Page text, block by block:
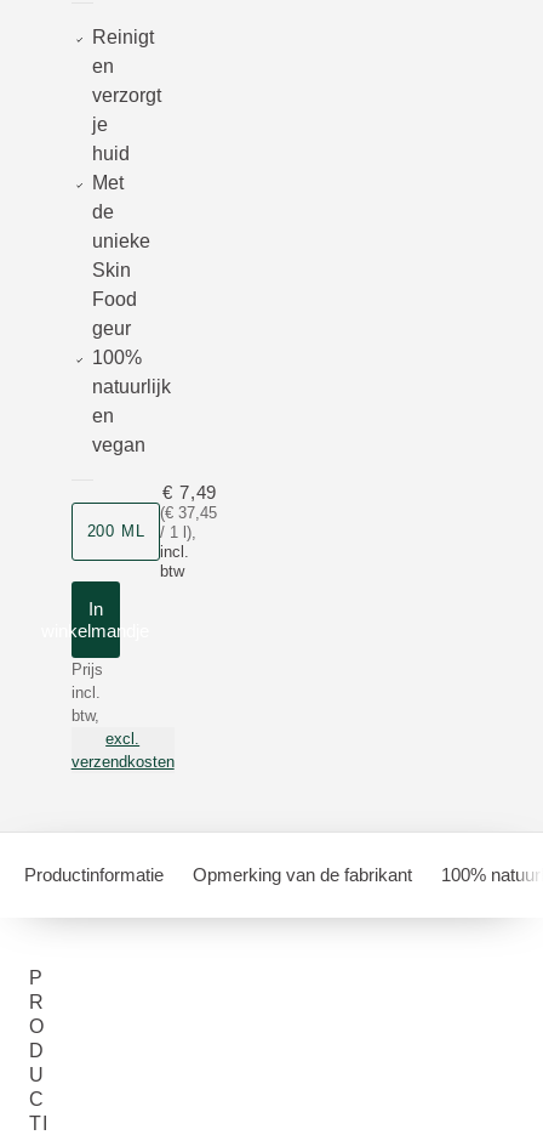
Reinigt
en
verzorgt
je
huid
Met
de
unieke
Skin
Food
geur
100%
natuurlijk
en
vegan
200 ML
(€ 37,45
/ 1 l),
incl.
btw
€ 7,49
In
winkelmandje
Prijs
incl.
btw,
excl.
verzendkosten
Productinformatie Opmerking van de fabrikant 100%
P
R
O
D
U
C
TI